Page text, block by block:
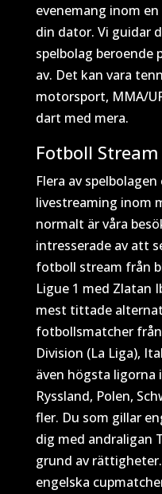
evenemang inom
din dator. Vi guidar
spelbolag beroende
av. Det kan vara
motorsport, MMA/
dart med mera.
Fotboll Stream
Flera av
livestreaming inom
normalt är våra
intresserade av att
fotboll stream från
Ligue 1 med Zlatan
mest tittade
fotbollsmatcher från
Division (La Liga),
även högsta ligorna
Ryssland, Polen,
fler. Du som gillar
dig med andraligan
grund av
engelska